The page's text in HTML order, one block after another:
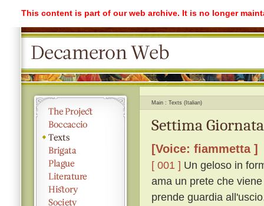
This content is part of our web archive. It is no longer
Main Texts (Italian)
Settima
[Voice: fiammetta ]
[ 001 ] Un geloso in
ama un prete che
prende guardia